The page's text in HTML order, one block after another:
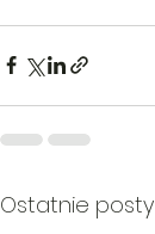
Ostatnie posty